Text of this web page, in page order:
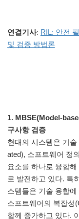
연결기사: RIL: 안전
및 검증 방법론
1. MBSE(Model-
구사항 검증
현대의 시스템은 기
ated), 소프트웨어 정
요소를 하나로 융합
로 발전하고 있다. 특
스템들은 기술 융합
소프트웨어의 복잡성
함께 증가하고 있다.